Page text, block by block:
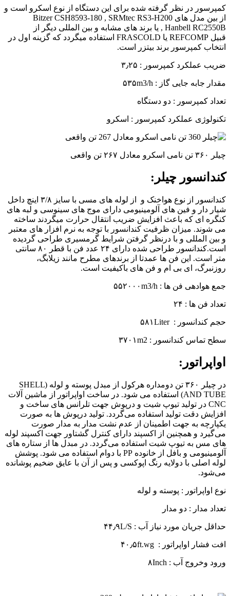
کمپرسور در نظر گرفته شده برای این دستگاه از نوع اسکرو است و
از بین مدل های Bitzer CSH8593-180 , SRMtec RS3-H200
, Hanbell RC2550B یا برند های مشابه و بین المللی دیگر از
قبیل REFCOMP یا FRASCOLD استفاده میگردد که گزینه اول در
انتخاب کمپرسور برند بیتزر است.
ضریب عملکرد کمپرسور : ۳٫۲۵
مقدار جابه جایی گاز : ۵۳۵m3/h
تعداد کمپرسور : دو دستگاه
تکنولوژی عملکرد کمپرسور : اسکرو
چیلر ۳۶۰ تن نامی اسکرو معادل ۲۶۷ تن واقعی
کندانسور چیلر:
کندانسور از نوع هواخنک و از لوله های مسی با سایز ۳/۸ اینچ داخل
شیار دار و فین های آلومینیومی دارای موج های سینوسی و لبه های
کنگره ای که باعث افزایش ضریب انتقال حرارت میگردند ساخته
می شوند. میزان ظرفیت کندانسور با توجه به نرم افزار های معتبر
و بین المللی و با درنظر گرفتن شرایط گرمسیری طراحی گردیده
است.کندانسور طراحی شده دارای ۲۴ عدد فن با قطر ۸۰ سانتی
متر است. این فن ها عمدتا از برندهای مطرح مانند زیلابگ،
روزنبرگ، ای بی ام و فن های باکیفیت است.
جمع هوادهی فن ها : ۵۵۲۰۰۰m3/h
تعداد فن ها : ۲۴
حجم کندانسور : ۵۸۱Liter
سطح تماس کندانسور : ۳۷۰۱m2
اواپراتور:
در چیلر ۳۶۰ تن دومداره هرکول از مبدل پوسته و لوله (SHELL
AND TUBE) استفاده می شود. در ساخت اواپراتور از ماشین آلات
CNC در تولید تیوپ شیت و درپوش جهت تلرانس های ساخت و
افزایش دقت تولید استفاده می‌گردد. تولید درپوش ها به صورت
یکپارچه به جهت اطمینان از عدم نشت مدار به مدار صورت
می‌گیرد و همچنین از اکسپند دارای کنترل گشتاور جهت اکسپند لوله
های مس به تیوپ شیت استفاده می‌گردد. در مبدل ها از ستاره های
آلومینیومی و بافل از خانوده PP با دوام استفاده می شود. پوشش
لوله اصلی با دولایه رنگ اپوکسی و پس از آن با عایق ضخیم پوشانده
می‌شود.
نوع اواپراتور : پوسته و لوله
تعداد مدار : دو مدار
حداقل جریان مورد نیاز آب : ۴۴٫۹L/S
افت فشار اواپراتور : ۴۰٫۵ft.wg
ورود وخروج آب : ۸Inch